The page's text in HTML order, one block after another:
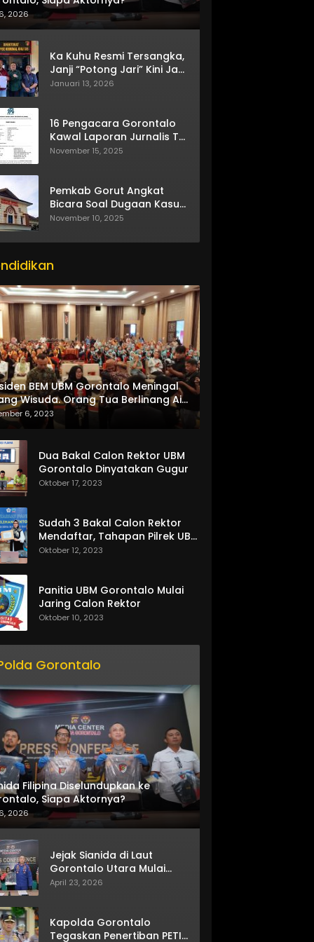
2026
Ka Kuhu Resmi Tersangka,
Janji “Potong Jari” Kini Jadi
Bumerang
Januari 13, 2026
16 Pengacara Gorontalo
Kawal Laporan Jurnalis TV
One
November 15, 2025
Pemkab Gorut Angkat
Bicara Soal Dugaan Kasus
Asusila Oknum ASN
November 10, 2025
BEM UBM Gorontalo Meningal
Wisuda. Orang Tua Berlinang Air
Menerima SKL dan Pemasangan
6, 2023
Dua Bakal Calon Rektor UBM
Gorontalo Dinyatakan Gugur
Oktober 17, 2023
Sudah 3 Bakal Calon Rektor
Mendaftar, Tahapan Pilrek UBM
Gorontalo Makin Seru
Oktober 12, 2023
Panitia UBM Gorontalo Mulai
Jaring Calon Rektor
Oktober 10, 2023
Gorontalo
Filipina Diselundupkan ke
Siapa Aktornya?
2026
Jejak Sianida di Laut
Gorontalo Utara Mulai
Terkuak
April 23, 2026
Kapolda Gorontalo
Tegaskan Penertiban PETI